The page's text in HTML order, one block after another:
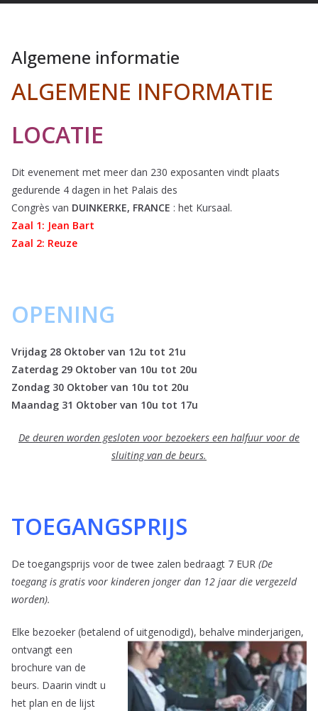
Algemene informatie
ALGEMENE INFORMATIE
LOCATIE
Dit evenement met meer dan 230 exposanten vindt plaats
gedurende 4 dagen in het Palais des
Congrès van DUINKERKE, FRANCE : het Kursaal.
Zaal 1: Jean Bart
Zaal 2: Reuze
OPENING
Vrijdag 28 Oktober van 12u tot 21u
Zaterdag 29 Oktober van 10u tot 20u
Zondag 30 Oktober van 10u tot 20u
Maandag 31 Oktober van 10u tot 17u
De deuren worden gesloten voor bezoekers een halfuur voor de
sluiting van de beurs.
TOEGANGSPRIJS
De toegangsprijs voor de twee zalen bedraagt 7 EUR (De
toegang is gratis voor kinderen jonger dan 12 jaar die vergezeld
worden).
Elke bezoeker (betalend of uitgenodigd), behalve minderjarigen,
ontvangt een
brochure van de
beurs. Daarin vindt u
het plan en de lijst